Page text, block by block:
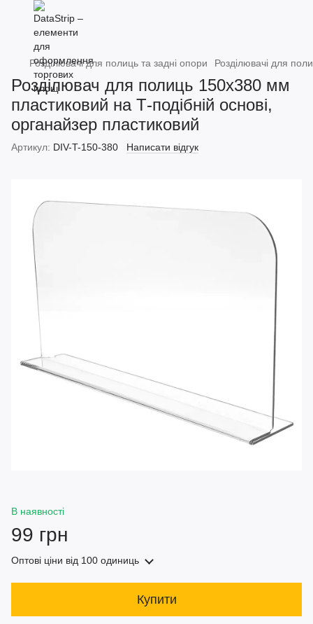
Розділювачі для полиць та задні опори Розділювачі для
Розділювач для полиць 150х380 мм
пластиковий на Т-подібній основі,
органайзер пластиковий
Артикул: DIV-T-150-380 Написати відгук
В наявності
99 грн
Оптові ціни від 100 одиниць
Купити